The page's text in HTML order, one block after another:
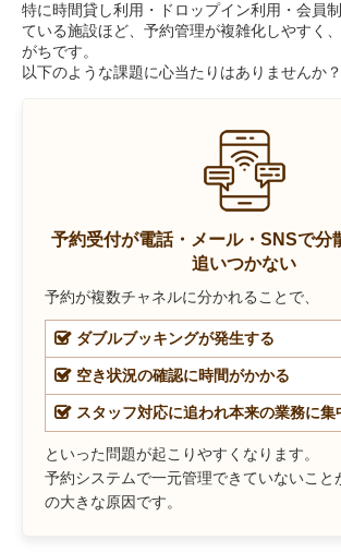
特に時間貸し利用・ドロップイン利用・会員
ている施設ほど、予約管理が複雑化しやすく
がちです。
以下のような課題に心当たりはありませんか？
予約受付が電話・メール・SNSで分
追いつかない
予約が複数チャネルに分かれることで、
ダブルブッキングが発生する
空き状況の確認に時間がかかる
スタッフ対応に追われ本来の業務に集
といった問題が起こりやすくなります。
予約システムで一元管理できていないこと
の大きな原因です。